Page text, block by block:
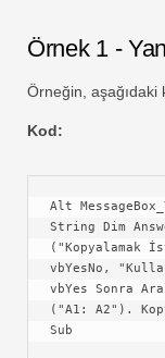
Örnek 1 -
Örneğin, aşağıdaki
Kod:
Alt
String Dim
("Kopyalamak
vbYesNo,
vbYes Sonra
("A1: A2").
Sub